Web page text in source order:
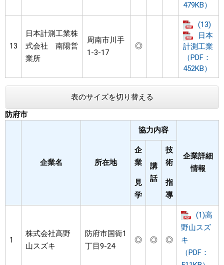
479KB）
13
日本計測工業株
式会社 南陽営
業所
周南市川手
1-3-17
◎
(13)
日本
計測工業
（PDF：
452KB）
表のサイズを切り替える
防府市
企業名 所在地
協力内容
企業詳細
情報
企
業
見
学
講
話
技
術
指
導
1
株式会社高野
山スズキ
防府市国衙1
丁目9-24
◎ ◎ ◎
(1)高
野山スズ
キ
（PDF：